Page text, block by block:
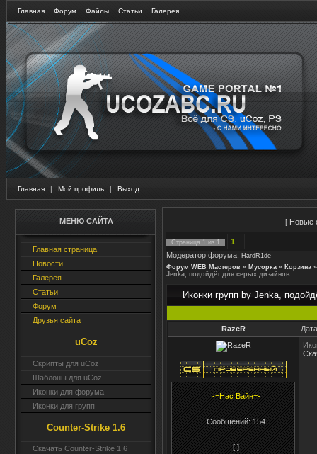
Главная Форум Файлы Статьи Галерея
Главная | Мой профиль | Выход
МЕНЮ САЙТА
Главная страница
Новости
Галерея
Статьи
Форум
Друзья сайта
uCoz
Скрипты для uCoz
Шаблоны для uCoz
Иконки для форума
Иконки для групп
Counter-Strike 1.6
Скачать Counter-Strike 1.6
[ Новые
Страница 1 из 1
1
Модератор форума: HardR1de
Форум WEB Мастеров » Мусорка » Корзина »
Jenka, подойдёт для серых дизайнов.
Иконки групп by Jenka,
RazeR
-=Нас Вайн=-
Сообщений:154
[ ]